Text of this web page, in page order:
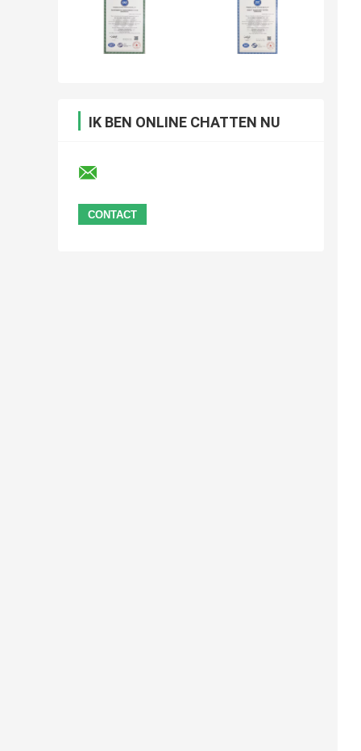
IK BEN ONLINE CHATTEN NU